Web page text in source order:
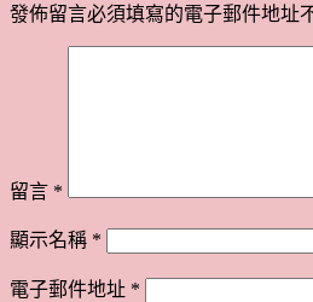
發佈留言必須填寫的電子郵件地址
留言 *
顯示名稱 *
電子郵件地址 *